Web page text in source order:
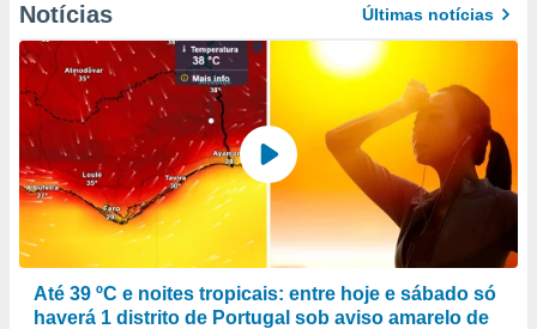
Notícias Últimas notícias
Até 39 ºC e noites tropicais: entre hoje e sábado só
haverá 1 distrito de Portugal sob aviso amarelo de